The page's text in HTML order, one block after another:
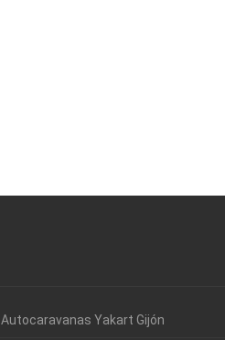
Autocaravanas Yakart Gijón